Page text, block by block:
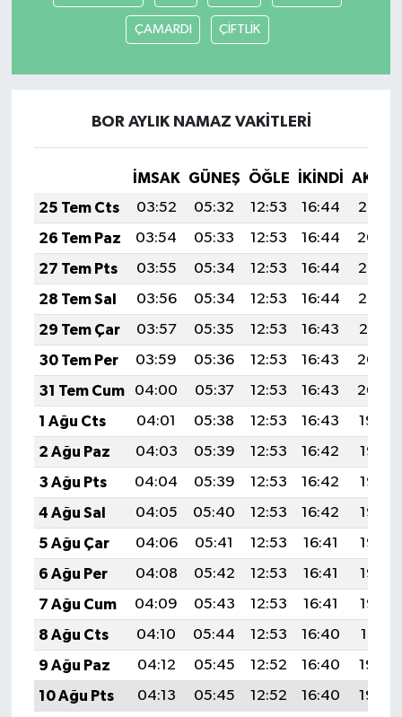
ÇAMARDI ÇİFTLİK
BOR AYLIK NAMAZ VAKITLERI
İMSAK GÜNEŞ ÖĞLE İKINDI
25 Tem Cts
03:52 05:32 12:53 16:44
20:05
26 Tem Paz
03:54 05:33 12:53 16:44
20:04
27 Tem Pts
03:55 05:34 12:53 16:44
20:03
28 Tem Sal
03:56 05:34 12:53 16:44
20:02
29 Tem Çar
03:57 05:35 12:53 16:43
20:01
30 Tem Per
03:59 05:36 12:53 16:43
20:00
31 Tem Cum
04:00 05:37 12:53 16:43
20:00
1 Ağu Cts
04:01 05:38 12:53 16:43
19:59
2 Ağu Paz
04:03 05:39 12:53 16:42
19:58
3 Ağu Pts
04:04 05:39 12:53 16:42
19:57
4 Ağu Sal
04:05 05:40 12:53 16:42
19:56
5 Ağu Çar
04:06 05:41 12:53 16:41
19:55
6 Ağu Per
04:08 05:42 12:53 16:41
19:53
7 Ağu Cum
04:09 05:43 12:53 16:41
19:52
8 Ağu Cts
04:10 05:44 12:53 16:40
19:51
9 Ağu Paz
04:12 05:45 12:52 16:40
19:50
10 Ağu Pts
04:13 05:45 12:52 16:40
19:49